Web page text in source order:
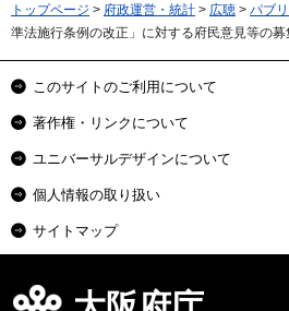
トップページ > 府政運営・統計 > 広聴 > パブ
準法施行条例の改正」に対する府民意見等の募
このサイトのご利用について
著作権・リンクについて
ユニバーサルデザインについて
個人情報の取り扱い
サイトマップ